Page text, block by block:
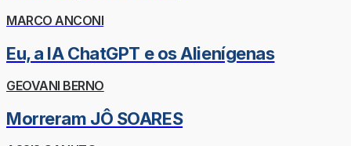
MARCO ANCONI
Eu, a IA ChatGPT e os Alienígenas
GEOVANI BERNO
Morreram JÔ SOARES